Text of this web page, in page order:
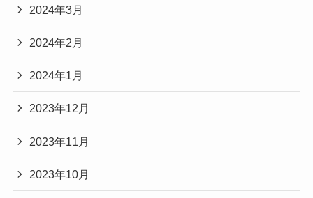
2024年3月
2024年2月
2024年1月
2023年12月
2023年11月
2023年10月